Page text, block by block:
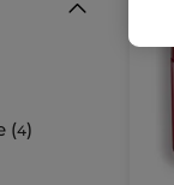
(4)